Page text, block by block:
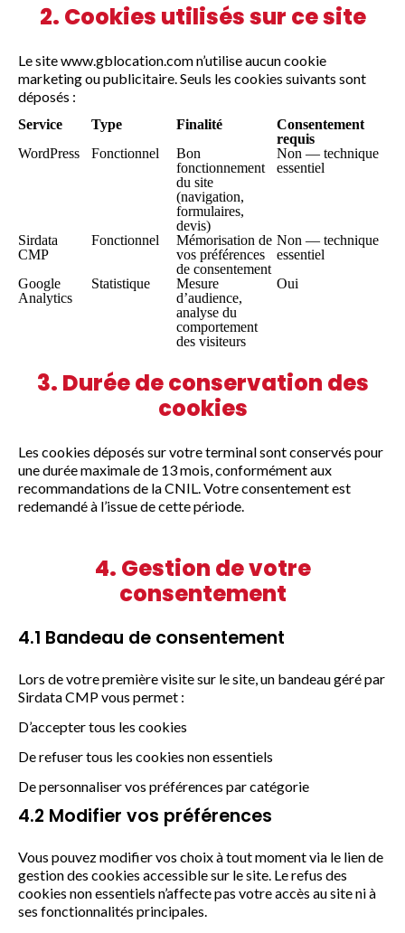
2. Cookies utilisés sur ce site
Le site www.gblocation.com n’utilise aucun cookie
marketing ou publicitaire. Seuls les cookies suivants sont
déposés :
Service Type Finalité
Consentement
requis
WordPress
Fonctionnel
Bon
fonctionnement
du site
(navigation,
formulaires,
devis)
Non — technique
essentiel
Sirdata
CMP
Fonctionnel
Mémorisation de
vos préférences
de consentement
Non — technique
essentiel
Google
Analytics
Statistique
Mesure
d’audience,
analyse du
comportement
des visiteurs
Oui
3. Durée de conservation des
cookies
Les cookies déposés sur votre terminal sont conservés pour
une durée maximale de 13 mois, conformément aux
recommandations de la CNIL. Votre consentement est
redemandé à l’issue de cette période.
4. Gestion de votre
consentement
4.1 Bandeau de consentement
Lors de votre première visite sur le site, un bandeau géré par
Sirdata CMP vous permet :
D’accepter tous les cookies
De refuser tous les cookies non essentiels
De personnaliser vos préférences par catégorie
4.2 Modifier vos préférences
Vous pouvez modifier vos choix à tout moment via le lien de
gestion des cookies accessible sur le site. Le refus des
cookies non essentiels n’affecte pas votre accès au site ni à
ses fonctionnalités principales.